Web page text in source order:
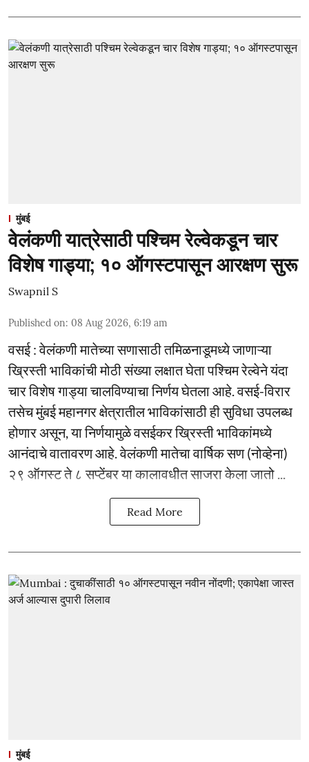
मुंबई
वेलंकणी यात्रेसाठी पश्चिम रेल्वेकडून चार
विशेष गाड्या; १० ऑगस्टपासून आरक्षण सुरू
Swapnil S
Published on: 08 Aug 2026, 6:19 am
वसई : वेलंकणी मातेच्या सणासाठी तमिळनाडूमध्ये जाणाऱ्या
ख्रिस्ती भाविकांची मोठी संख्या लक्षात घेता पश्चिम रेल्वेने यंदा
चार विशेष गाड्या चालविण्याचा निर्णय घेतला आहे. वसई-विरार
तसेच मुंबई महानगर क्षेत्रातील भाविकांसाठी ही सुविधा उपलब्ध
होणार असून, या निर्णयामुळे वसईकर ख्रिस्ती भाविकांमध्ये
आनंदाचे वातावरण आहे. वेलंकणी मातेचा वार्षिक सण (नोव्हेना)
२९ ऑगस्ट ते ८ सप्टेंबर या कालावधीत साजरा केला जातो ...
Read More
मुंबई